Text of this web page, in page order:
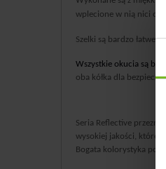
wplecione w nią nici
Szelki są bardzo łatwe
Wszystkie okucia są
oba kółka dla
Seria Reflective
wysokiej jakości, które
Bogata kolorystyka